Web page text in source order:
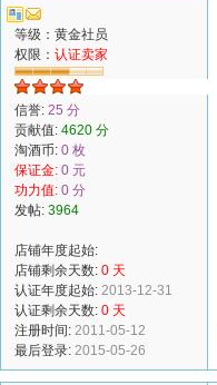
等级：黄金社员
权限： 认证卖家
信誉: 25 分
贡献值: 4620 分
淘酒币: 0 枚
保证金: 0 元
功力值: 0 分
发帖: 3964
店铺年度起始:
店铺剩余天数: 0 天
认证年度起始: 2013-12-31
认证剩余天数: 0 天
注册时间: 2011-05-12
最后登录: 2015-05-26